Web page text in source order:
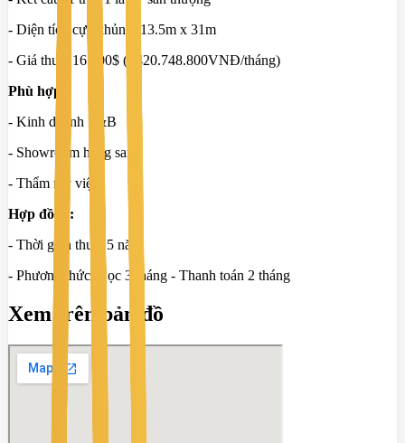
- Diện tích cực khủng: 13.5m x 31m
- Giá thuê: 16.000$ (~420.748.800VNĐ/tháng)
Phù hợp:
- Kinh doanh F&B
- Showroom hạng sang
- Thẩm mỹ viện
Hợp đồng:
- Thời gian thuê: 5 năm
- Phương thức: Cọc 3 tháng - Thanh toán 2 tháng
Xem trên bản đồ